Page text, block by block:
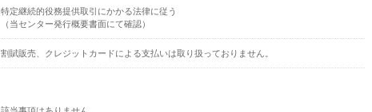
特定継続的役務提供取引にかかる法律に従う
（当センター発行概要書面にて確認）
割賦販売、クレジットカードによる支払いは取り扱っておりません。